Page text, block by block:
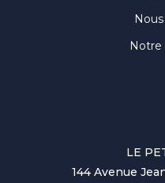
Notre
LE
144 Avenue